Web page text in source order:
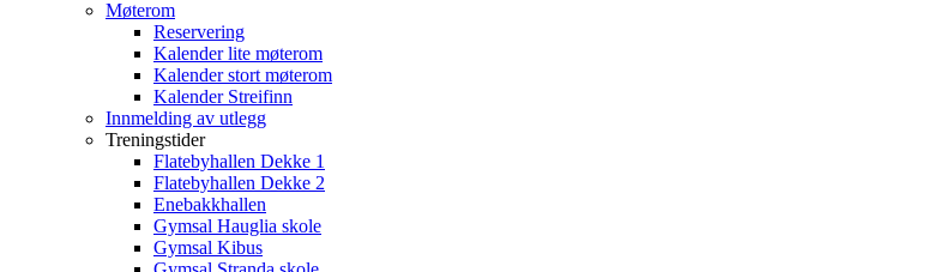
Møterom
Reservering
Kalender lite møterom
Kalender stort møterom
Kalender Streifinn
Innmelding av utlegg
Treningstider
Flatebyhallen Dekke 1
Flatebyhallen Dekke 2
Enebakkhallen
Gymsal Hauglia skole
Gymsal Kibus